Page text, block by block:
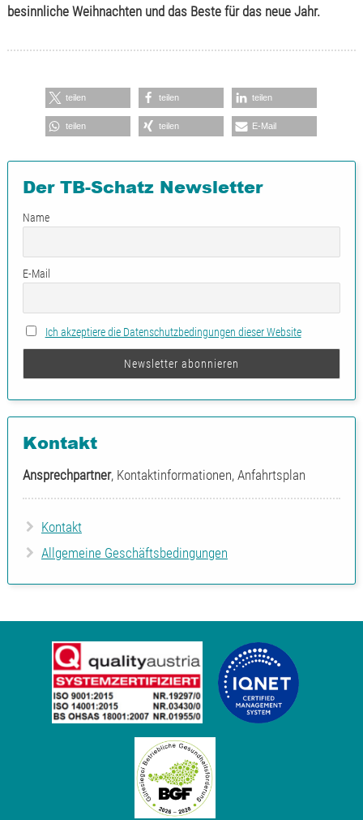
besinnliche Weihnachten und das Beste für das neue Jahr.
teilen teilen teilen
teilen teilen E-Mail
Der TB-Schatz Newsletter
Name
E-Mail
Ich akzeptiere die Datenschutzbedingungen dieser Website
Kontakt
Ansprechpartner, Kontaktinformationen, Anfahrtsplan
Kontakt
Allgemeine Geschäftsbedingungen